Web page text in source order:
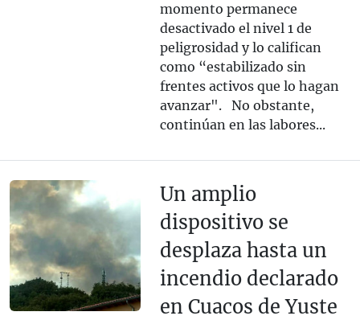
momento permanece
desactivado el nivel 1 de
peligrosidad y lo califican
como “estabilizado sin
frentes activos que lo hagan
avanzar". No obstante,
continúan en las labores...
Un amplio
dispositivo se
desplaza hasta un
incendio declarado
en Cuacos de Yuste